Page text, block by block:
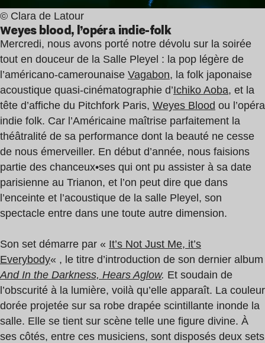
© Clara de Latour
Weyes blood, l’opéra indie-folk
Mercredi, nous avons porté notre dévolu sur la soirée
tout en douceur de la Salle Pleyel : la pop légère de
l’américano-camerounaise Vagabon, la folk japonaise
acoustique quasi-cinématographie d’Ichiko Aoba, et la
tête d’affiche du Pitchfork Paris, Weyes Blood ou l’opéra
indie folk. Car l’Américaine maîtrise parfaitement la
théâtralité de sa performance dont la beauté ne cesse
de nous émerveiller. En début d’année, nous faisions
partie des chanceux•ses qui ont pu assister à sa date
parisienne au Trianon, et l’on peut dire que dans
l’enceinte et l’acoustique de la salle Pleyel, son
spectacle entre dans une toute autre dimension.
Son set démarre par « It’s Not Just Me, it’s
Everybody« , le titre d’introduction de son dernier album
And In the Darkness, Hears Aglow. Et soudain de
l’obscurité à la lumière, voilà qu’elle apparaît. La couleur
dorée projetée sur sa robe drapée scintillante inonde la
salle. Elle se tient sur scène telle une figure divine. À
ses côtés, entre ces musiciens, sont disposés deux sets